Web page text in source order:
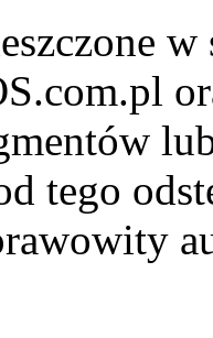
tego